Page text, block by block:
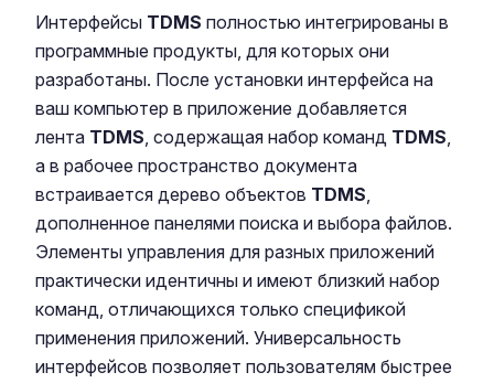
Интерфейсы TDMS полностью интегрированы в
программные продукты, для которых они
разработаны. После установки интерфейса на
ваш компьютер в приложение добавляется
лента TDMS, содержащая набор команд TDMS,
а в рабочее пространство документа
встраивается дерево объектов TDMS,
дополненное панелями поиска и выбора файлов.
Элементы управления для разных приложений
практически идентичны и имеют близкий набор
команд, отличающихся только спецификой
применения приложений. Универсальность
интерфейсов позволяет пользователям быстрее